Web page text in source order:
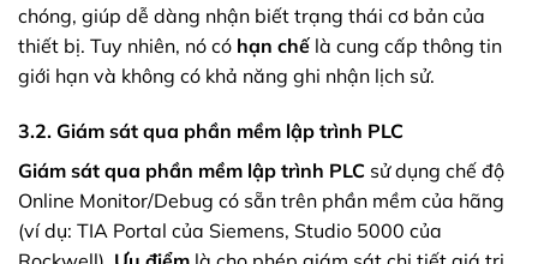
chóng, giúp dễ dàng nhận biết trạng thái cơ bản của
thiết bị. Tuy nhiên, nó có hạn chế là cung cấp thông tin
giới hạn và không có khả năng ghi nhận lịch sử.
3.2. Giám sát qua phần mềm lập trình PLC
Giám sát qua phần mềm lập trình PLC sử dụng chế độ
Online Monitor/Debug có sẵn trên phần mềm của hãng
(ví dụ: TIA Portal của Siemens, Studio 5000 của